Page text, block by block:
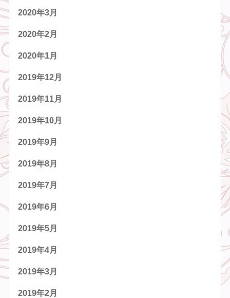
2020年3月
2020年2月
2020年1月
2019年12月
2019年11月
2019年10月
2019年9月
2019年8月
2019年7月
2019年6月
2019年5月
2019年4月
2019年3月
2019年2月